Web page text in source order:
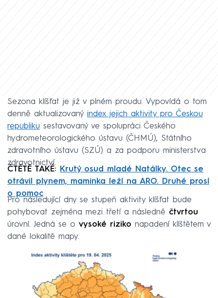
Sezona klíšťat je již v plném proudu. Vypovídá o tom
denně aktualizovaný index jejich aktivity pro Českou
republiku sestavovaný ve spolupráci Českého
hydrometeorologického ústavu (ČHMÚ), Státního
zdravotního ústavu (SZÚ) a za podporu ministerstva
zdravotnictví.
ČTĚTĚ TAKÉ: Krutý osud mladé Natálky. Otec se
otrávil plynem, maminka leží na ARO. Druhé prosí
o pomoc
Pro následující dny se stupeň aktivity klíšťat bude
pohybovat zejména mezi třetí a následně čtvrtou
úrovní. Jedná se o vysoké riziko napadení klíštětem v
dané lokalitě mapy.